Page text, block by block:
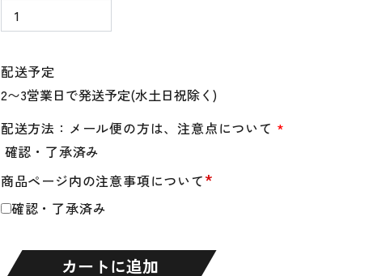
商品ページ内の注意事項について*
確認・了承済み
配送予定
配送方法：メール便の方は、注意点について *
確認・了承済み
キ
レ
ア
ム
キ
ー
ホ
ル
PATENT
カートに追加